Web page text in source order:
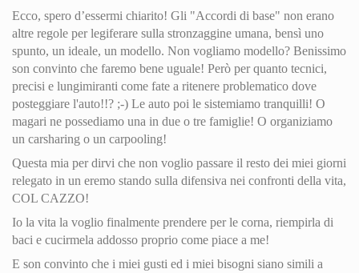
Ecco, spero d’essermi chiarito! Gli "Accordi di base" non erano
altre regole per legiferare sulla stronzaggine umana, bensì uno
spunto, un ideale, un modello. Non vogliamo modello? Benissimo
son convinto che faremo bene uguale! Però per quanto tecnici,
precisi e lungimiranti come fate a ritenere problematico dove
posteggiare l'auto!!? ;-) Le auto poi le sistemiamo tranquilli! O
magari ne possediamo una in due o tre famiglie! O organiziamo
un carsharing o un carpooling!
Questa mia per dirvi che non voglio passare il resto dei miei giorni
relegato in un eremo stando sulla difensiva nei confronti della vita,
COL CAZZO!
Io la vita la voglio finalmente prendere per le corna, riempirla di
baci e cucirmela addosso proprio come piace a me!
E son convinto che i miei gusti ed i miei bisogni siano simili a